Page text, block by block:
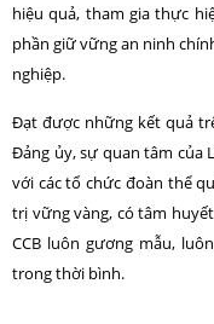
hiệu quả, tham gia thực
phần giữ vững an ninh
nghiệp.
Đạt được những kết quả
Đảng ủy, sự quan tâm của
với các tổ chức đoàn thể
trị vững vàng, có tâm
CCB luôn gương mẫu,
trong thời bình.